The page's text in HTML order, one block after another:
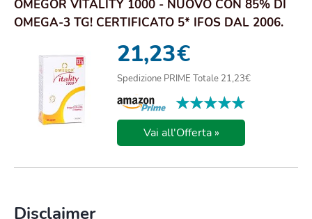
OMEGOR VITALITY 1000 - NUOVO CON 85% DI
OMEGA-3 TG! CERTIFICATO 5* IFOS DAL 2006.
21,23€
Spedizione PRIME Totale 21,23€
★★★★★
★★★★★
Vai all'Offerta »
Disclaimer